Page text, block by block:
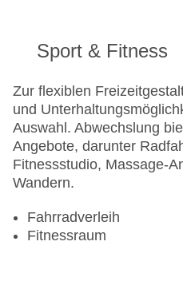
Sport & Fitness
Zur flexiblen
und
Auswahl. Abwechslung
Angebote, darunter
Fitnessstudio, Massage-
Wandern.
Fahrradverleih
Fitnessraum